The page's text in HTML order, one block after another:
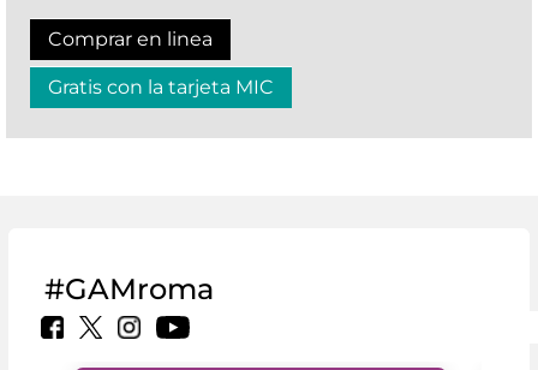
Comprar en linea
Gratis con la tarjeta MIC
#GAMroma